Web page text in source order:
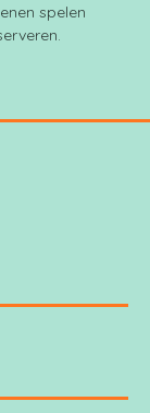
spelen